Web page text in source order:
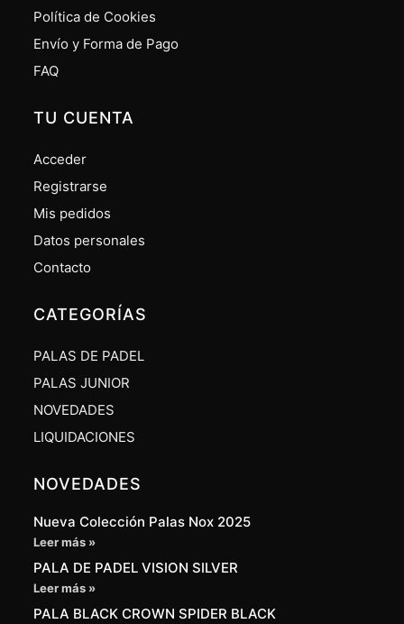
Política de Cookies
Envío y Forma de Pago
FAQ
TU CUENTA
Acceder
Registrarse
Mis pedidos
Datos personales
Contacto
CATEGORÍAS
PALAS DE PADEL
PALAS JUNIOR
NOVEDADES
LIQUIDACIONES
NOVEDADES
Nueva Colección Palas Nox 2025
Leer más »
PALA DE PADEL VISION SILVER
Leer más »
PALA BLACK CROWN SPIDER BLACK